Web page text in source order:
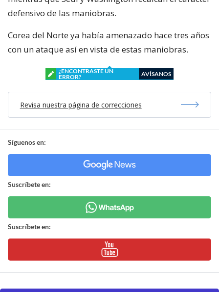
defensivo de las maniobras.
Corea del Norte ya había amenazado hace tres años
con un ataque así en vista de estas maniobras.
¿ENCONTRASTE UN
ERROR?
AVÍSANOS
Revisa nuestra página de correcciones
Síguenos en:
Suscríbete en:
Suscríbete en: